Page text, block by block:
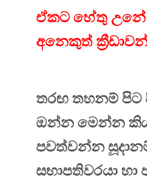
ඒකට හේතු උනේ
අනෙකුත්
තරඟ තහනම් පිට
ඔන්න මෙන්න
පවත්වන්න
සභාපතිවරයා